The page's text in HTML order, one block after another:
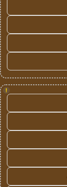
!